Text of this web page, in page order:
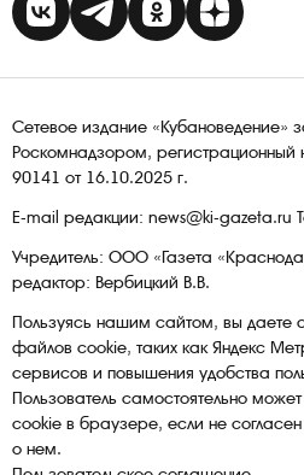
Сетевое издание «Кубановедение»
Роскомнадзором,
90141 от 16.10.2025 г.
E-mail редакции: news@ki-
Учредитель: ООО «Газета
редактор: Вербицкий В.В.
Пользуясь нашим сайтом, вы даете
файлов сооkіе, таких как Яндекс
сервисов и повышения удобства
Пользователь самостоятельно
сооkіе в браузере, если не
о нем.